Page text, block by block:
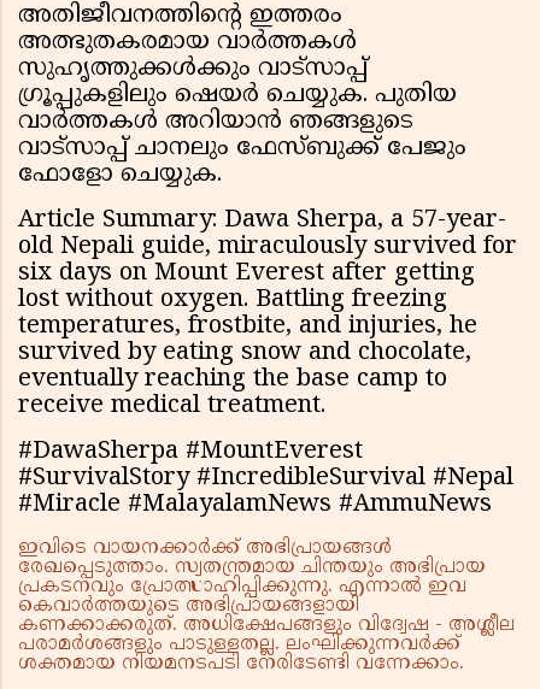
അതിജീവനത്തിന്റെ ഇത്തരം
അത്ഭുതകരമായ വാർത്തകൾ
സുഹൃത്തുക്കൾക്കും വാട്സാപ്പ്
ഗ്രൂപ്പുകളിലും ഷെയർ ചെയ്യുക. പുതിയ
വാർത്തകൾ അറിയാൻ ഞങ്ങളുടെ
വാട്സാപ്പ് ചാനലും ഫേസ്ബുക്ക് പേജും
ഫോളോ ചെയ്യുക.
Article Summary: Dawa Sherpa, a 57-year-
old Nepali guide, miraculously survived for
six days on Mount Everest after getting
lost without oxygen. Battling freezing
temperatures, frostbite, and injuries, he
survived by eating snow and chocolate,
eventually reaching the base camp to
receive medical treatment.
#DawaSherpa #MountEverest
#SurvivalStory #IncredibleSurvival #Nepal
#Miracle #MalayalamNews #AmmuNews
ഇവിടെ വായനക്കാർക്ക് അഭിപ്രായങ്ങൾ
രേഖപ്പെടുത്താം. സ്വതന്ത്രമായ ചിന്തയും അഭിപ്രായ
പ്രകടനവും പ്രോത്സാഹിപ്പിക്കുന്നു. എന്നാൽ ഇവ
കെവാർത്തയുടെ അഭിപ്രായങ്ങളായി
കണക്കാക്കരുത്. അധിക്ഷേപങ്ങളും വിദ്വേഷ - അശ്ലീല
പരാമർശങ്ങളും പാടുള്ളതല്ല. ലംഘിക്കുന്നവർക്ക്
ശക്തമായ നിയമനടപടി നേരിടേണ്ടി വന്നേക്കാം.